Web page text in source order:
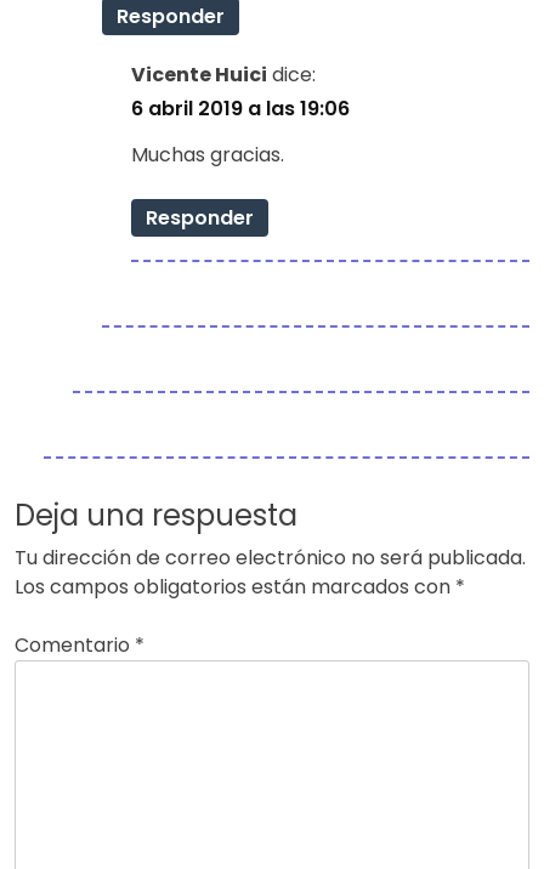
Responder
Vicente Huici dice:
6 abril 2019 a las 19:06
Muchas gracias.
Responder
Deja una respuesta
Tu dirección de correo electrónico no será publicada.
Los campos obligatorios están marcados con *
Comentario *